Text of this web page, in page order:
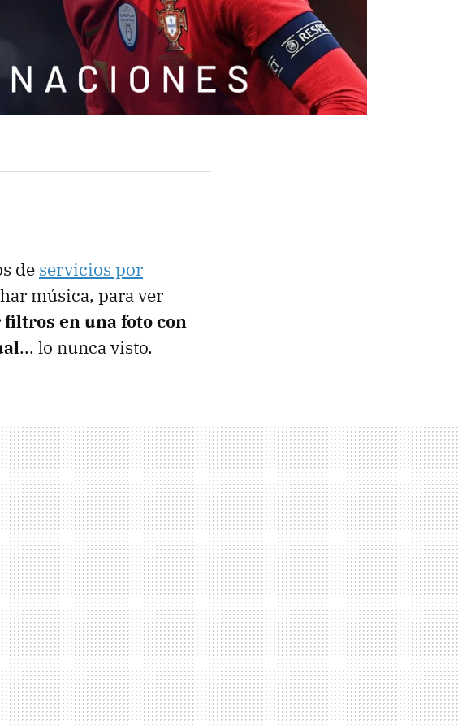
de servicios por
música, para ver
en una foto con
... lo nunca visto.